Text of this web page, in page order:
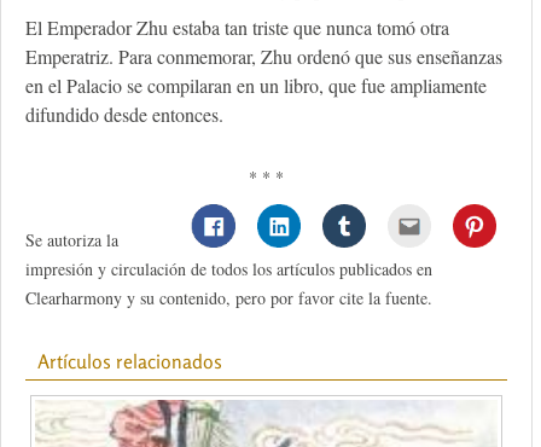
El Emperador Zhu estaba tan triste que nunca tomó otra
Emperatriz. Para conmemorar, Zhu ordenó que sus enseñanzas
en el Palacio se compilaran en un libro, que fue ampliamente
difundido desde entonces.
* * *
Se autoriza la
impresión y circulación de todos los artículos publicados en
Clearharmony y su contenido, pero por favor cite la fuente.
Artículos relacionados